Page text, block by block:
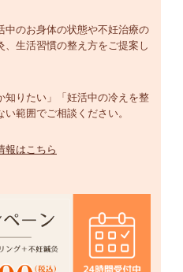
中のお身体の状態や不妊治療の
生活習慣の整え方をご提案し
知りたい」「妊活中の冷えを整
範囲でご相談ください。
報はこちら